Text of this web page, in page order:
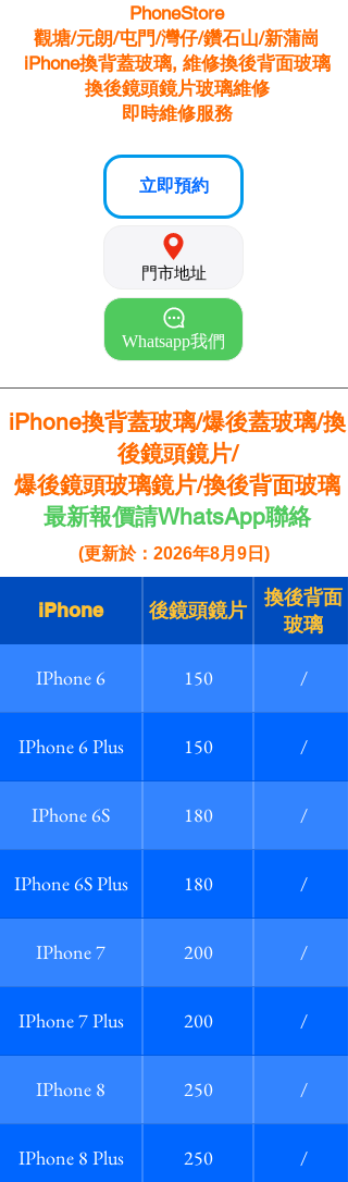
PhoneStore
觀塘/元朗/屯門/灣仔/鑽石山/新蒲崗
iPhone換背蓋玻璃, 維修換後背面玻璃
換後鏡頭鏡片玻璃維修
即時維修服務
立即預約
門市地址
Whatsapp我們
iPhone換背蓋玻璃/爆後蓋玻璃/換
後鏡頭鏡片/
爆後鏡頭玻璃鏡片/換後背面玻璃
最新報價請WhatsApp聯絡
(更新於：2026年8月9日)
iPhone 後鏡頭鏡片
換後背面
玻璃
IPhone 6 150 /
IPhone 6 Plus 150 /
IPhone 6S 180 /
IPhone 6S Plus 180 /
IPhone 7 200 /
IPhone 7 Plus 200 /
IPhone 8 250 /
IPhone 8 Plus 250 /